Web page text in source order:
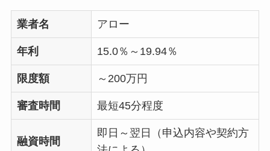
業者名 アロー
年利 15.0％～19.94％
限度額 ～200万円
審査時間 最短45分程度
融資時間
即日～翌日（申込内容や契約方